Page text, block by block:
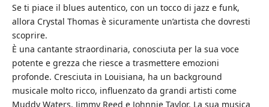
Se ti piace il blues autentico, con un tocco di jazz e funk,
allora Crystal Thomas è sicuramente un’artista che dovresti
scoprire.
È una cantante straordinaria, conosciuta per la sua voce
potente e grezza che riesce a trasmettere emozioni
profonde. Cresciuta in Louisiana, ha un background
musicale molto ricco, influenzato da grandi artisti come
Muddy Waters, Jimmy Reed e Johnnie Taylor. La sua musica